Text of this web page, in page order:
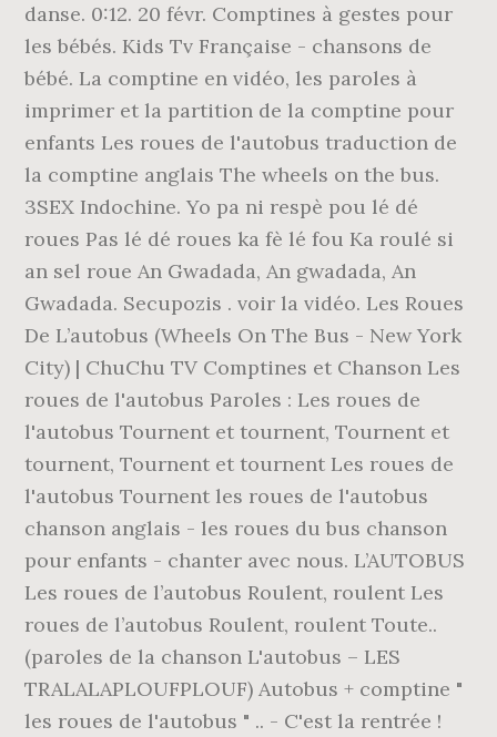
danse. 0:12. 20 févr. Comptines à gestes pour
les bébés. Kids Tv Française - chansons de
bébé. La comptine en vidéo, les paroles à
imprimer et la partition de la comptine pour
enfants Les roues de l'autobus traduction de
la comptine anglais The wheels on the bus.
3SEX Indochine. Yo pa ni respè pou lé dé
roues Pas lé dé roues ka fè lé fou Ka roulé si
an sel roue An Gwadada, An gwadada, An
Gwadada. Secupozis . voir la vidéo. Les Roues
De L’autobus (Wheels On The Bus - New York
City) | ChuChu TV Comptines et Chanson Les
roues de l'autobus Paroles : Les roues de
l'autobus Tournent et tournent, Tournent et
tournent, Tournent et tournent Les roues de
l'autobus Tournent les roues de l'autobus
chanson anglais - les roues du bus chanson
pour enfants - chanter avec nous. L’AUTOBUS
Les roues de l’autobus Roulent, roulent Les
roues de l’autobus Roulent, roulent Toute..
(paroles de la chanson L'autobus – LES
TRALALAPLOUFPLOUF) Autobus + comptine "
les roues de l'autobus " .. - C'est la rentrée !